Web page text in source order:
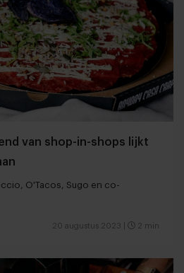
van shop-in-shops lijkt
O'Tacos, Sugo en co-
20 augustus 2023 2 min